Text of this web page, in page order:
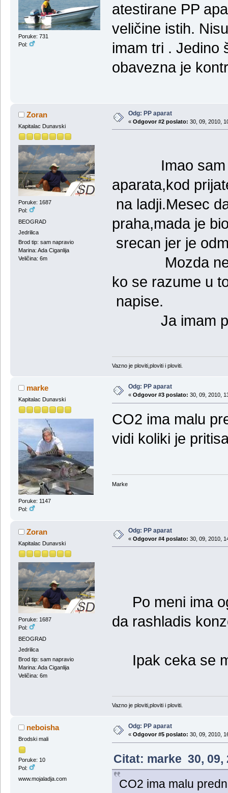
Poruke: 731
Pol:
atestirane PP
veličine istih.
imam tri . Jedino
obavezna je
Zoran
Kapitalac Dunavski
Poruke: 1687
Pol:
BEOGRAD
Jedrilica
Brod tip: sam napravio
Marina: Ada Ciganlija
Veličina: 6m
Odg: PP aparat
« Odgovor #2 poslato: 30, 09, 2010,
Imao sam
aparata,kod
na ladji.Mesec
praha,mada je
srecan jer je
Mozda ne bi
ko se razume u
napise.
Ja imam
Vazno je ploviti,ploviti i ploviti.
marke
Kapitalac Dunavski
Poruke: 1147
Pol:
Odg: PP aparat
« Odgovor #3 poslato: 30, 09, 2010,
CO2 ima malu
vidi koliki je
Marke
Zoran
Kapitalac Dunavski
Poruke: 1687
Pol:
BEOGRAD
Jedrilica
Brod tip: sam napravio
Marina: Ada Ciganlija
Veličina: 6m
Odg: PP aparat
« Odgovor #4 poslato: 30, 09, 2010,
Po meni ima
da rashladis
Ipak ceka se
Vazno je ploviti,ploviti i ploviti.
neboisha
Brodski mali
Poruke: 10
Pol:
www.mojaladja.com
Odg: PP aparat
« Odgovor #5 poslato: 30, 09, 2010,
Citat: marke 30, 09,
CO2 ima malu